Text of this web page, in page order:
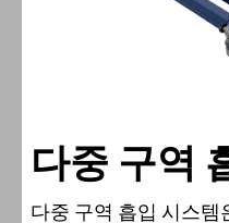
다중 구역
다중 구역 흡입 시스템